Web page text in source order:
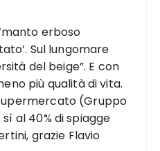
erboso
Sul lungomare
del beige”. E con
più qualità di vita.
(Gruppo
al 40% di spiagge
grazie Flavio